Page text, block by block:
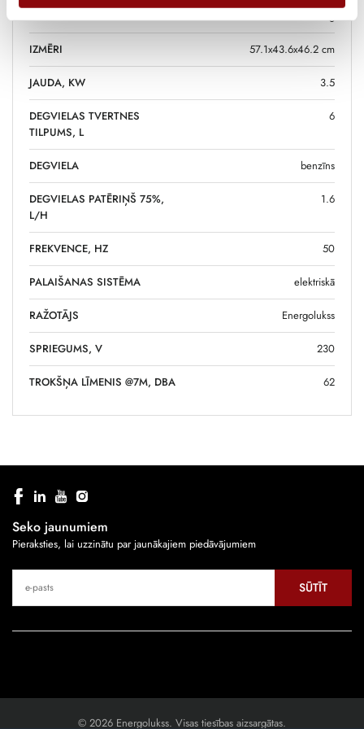
IZMĒRI 57.1x43.6x46.2 cm
JAUDA, KW 3.5
DEGVIELAS TVERTNES
TILPUMS, L
6
DEGVIELA benzīns
DEGVIELAS PATĒRIŅŠ 75%,
L/H
1.6
FREKVENCE, HZ 50
PALAIŠANAS SISTĒMA elektriskā
RAŽOTĀJS Energolukss
SPRIEGUMS, V 230
TROKŠŅA LĪMENIS @7M, DBA 62
Seko jaunumiem
Pieraksties, lai uzzinātu par jaunākajiem piedāvājumiem
SŪTĪT
© 2026 Energolukss. Visas tiesības aizsargātas.